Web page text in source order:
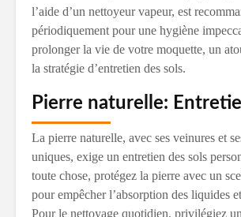
l’aide d’un nettoyeur vapeur, est
périodiquement pour une hygiène
prolonger la vie de votre moquette, un
la stratégie d’entretien des sols.
Pierre naturelle:
La pierre naturelle, avec ses veinures et
uniques, exige un entretien des sols
toute chose, protégez la pierre avec un
pour empêcher l’absorption des liquides
Pour le nettoyage quotidien, privilégiez